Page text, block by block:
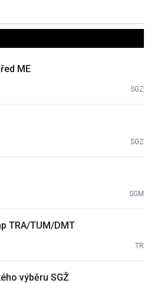
ME
SGZ
SGZ
SGM
TRA/TUM/DMT
TR
výběru SGŽ